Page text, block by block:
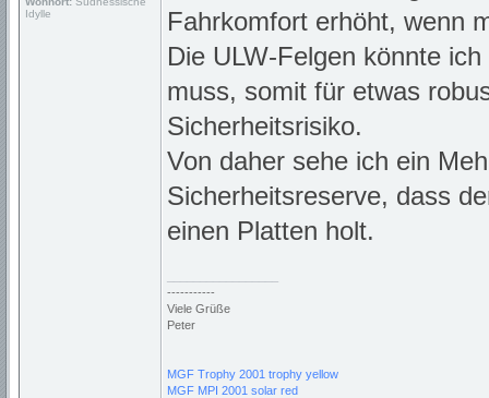
Idylle
Fahrkomfort erhöht, wenn
Die ULW-Felgen könnte
muss, somit für etwas
Sicherheitsrisiko.
Von daher sehe ich ein
Sicherheitsreserve, dass
einen Platten holt.
-----------
Viele Grüße
Peter
MGF Trophy 2001 trophy yellow
MGF MPI 2001 solar red